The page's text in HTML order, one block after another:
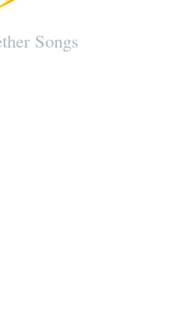
Songs